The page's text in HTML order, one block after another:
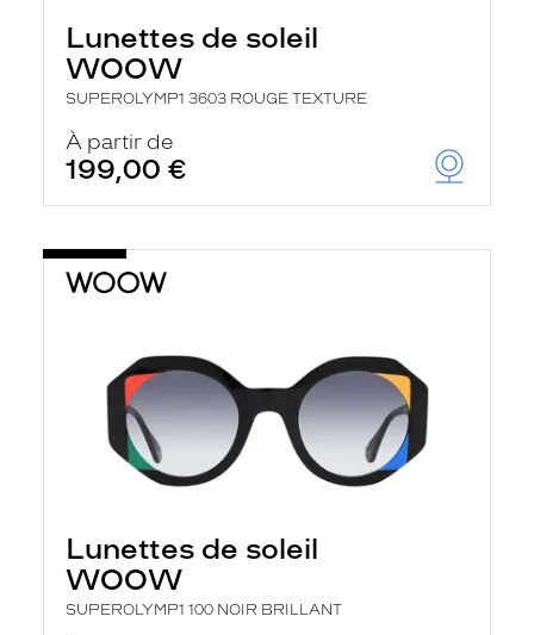
Lunettes de soleil
WOOW
SUPEROLYMP1 3603 ROUGE TEXTURE
À partir de
199,00 €
Lunettes de soleil
WOOW
SUPEROLYMP1 100 NOIR BRILLANT